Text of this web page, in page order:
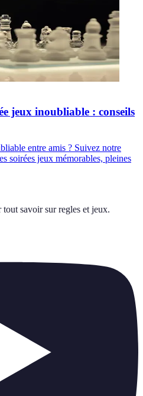
jeux inoubliable : conseils
entre amis ? Suivez notre
soirées jeux mémorables, pleines
tout savoir sur regles et jeux.